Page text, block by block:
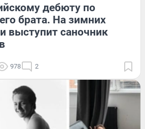
дебюту по
брата. На зимних
выступит саночник
978 2